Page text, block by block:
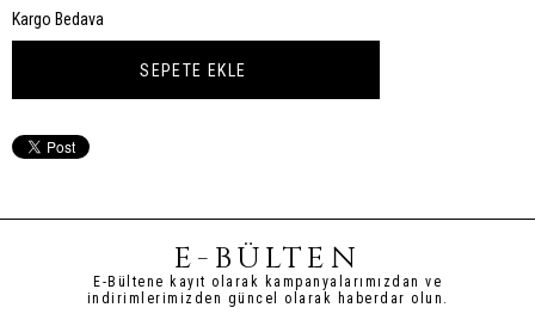
Kargo Bedava
E-BÜLTEN
E-Bültene kayıt olarak kampanyalarımızdan ve
indirimlerimizden güncel olarak haberdar olun.